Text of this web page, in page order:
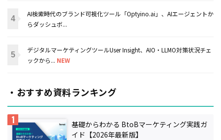
AI検索時代のブランド可視化ツール「Optyino.ai」、AIエージェントか
らダッシュボ...
デジタルマーケティングツールUser Insight、AIO・LLMO対策状況チェ
ックから... NEW
・おすすめ資料ランキング
基礎からわかる BtoBマーケティング実践ガ
イド【2026年最新版】